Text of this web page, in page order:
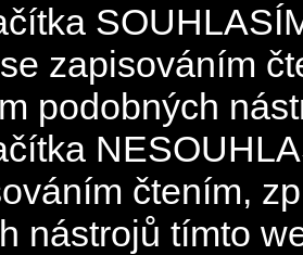
zapisováním
podobných
čtením,
nástrojů tímto